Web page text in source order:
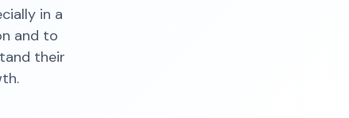
in a
and to
their